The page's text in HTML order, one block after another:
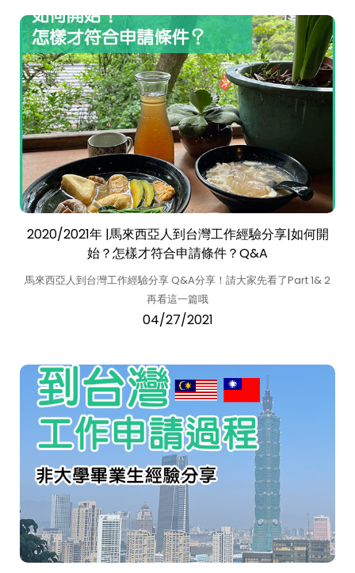
2020/2021年 |馬來西亞人到台灣工作經驗分享|如何開
始？怎樣才符合申請條件？Q&A
馬來西亞人到台灣工作經驗分享 Q&A分享！請大家先看了Part 1& 2
再看這一篇哦
04/27/2021